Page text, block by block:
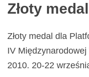
Złoty
Złoty medal dla
IV
2010. 20-22